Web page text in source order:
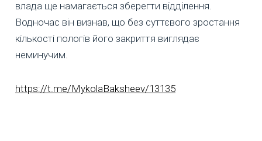
влада ще намагається зберегти відділення.
Водночас він визнав, що без суттєвого зростання
кількості пологів його закриття виглядає
неминучим.
https://t.me/MykolaBaksheev/13135